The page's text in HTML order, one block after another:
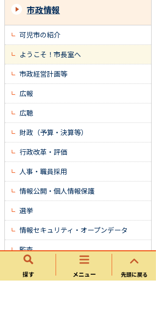
探す メニュー 先頭に戻る
市政情報
可児市の紹介
ようこそ！市長室へ
市政経営計画等
広報
広聴
財政（予算・決算等）
行政改革・評価
人事・職員採用
情報公開・個人情報保護
選挙
情報セキュリティ・オープンデータ
監査